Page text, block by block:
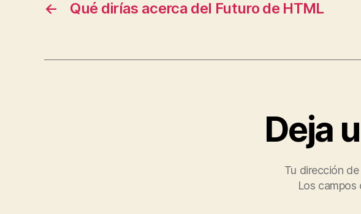
← Qué dirías acerca del Futuro de HTML
Deja
Tu dirección
Los